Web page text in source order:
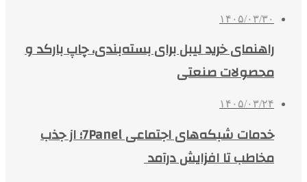
۱۴۰۵/۰۳/۳۰
راهنمای خرید لیبل برای بسته‌بندی، چاپ بارکد و
محصولات صنعتی
۱۴۰۵/۰۳/۲۴
خدمات شبکه‌های اجتماعی 7Panel؛ از جذب
مخاطب تا افزایش درآمد